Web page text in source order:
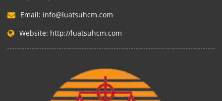
Email: info@luatsuhcm.com
Website: http://luatsuhcm.com